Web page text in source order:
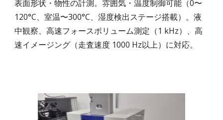
表面形状・物性の計測。雰囲気・温度制御可能（0〜
120°C、室温〜300°C、湿度検出ステージ搭載）。液
中観察、高速フォースボリューム測定（1 kHz）、高
速イメージング（走査速度 1000 Hz以上）に対応。